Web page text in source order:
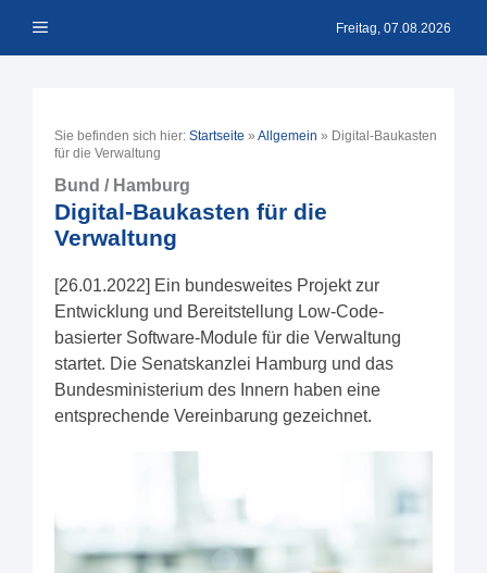
Inhalt Menü Freitag, 07.08.2026
Sie befinden sich hier: Startseite » Allgemein » Digital-Baukasten
für die Verwaltung
Bund / Hamburg
Digital-Baukasten für die
Verwaltung
[26.01.2022] Ein bundesweites Projekt zur
Entwicklung und Bereitstellung Low-Code-
basierter Software-Module für die Verwaltung
startet. Die Senatskanzlei Hamburg und das
Bundesministerium des Innern haben eine
entsprechende Vereinbarung gezeichnet.